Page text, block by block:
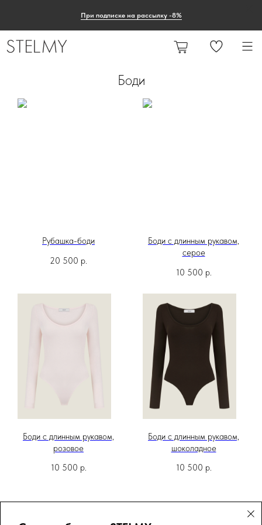
При подписке на рассылку -8%
Боди
Рубашка-боди
20 500 р.
Боди с длинным рукавом,
серое
10 500 р.
Боди с длинным рукавом,
розовое
10 500 р.
Боди с длинным рукавом,
шоколадное
10 500 р.